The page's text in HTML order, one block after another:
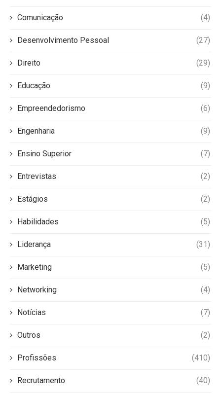
Comunicação (4)
Desenvolvimento Pessoal (27)
Direito (29)
Educação (9)
Empreendedorismo (6)
Engenharia (9)
Ensino Superior (7)
Entrevistas (2)
Estágios (2)
Habilidades (5)
Liderança (31)
Marketing (5)
Networking (4)
Notícias (7)
Outros (2)
Profissões (410)
Recrutamento (40)